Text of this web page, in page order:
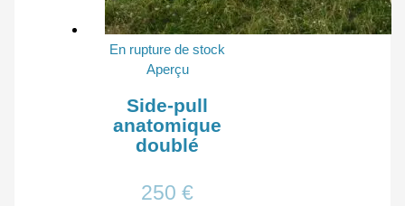
En rupture de stock
Aperçu
Side-pull
anatomique
doublé
250€